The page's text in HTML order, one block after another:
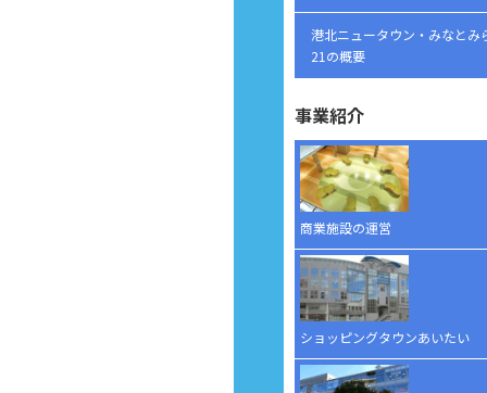
港北ニュータウン・みなとみ
21の概要
事業紹介
商業施設の運営
ショッピングタウンあいたい